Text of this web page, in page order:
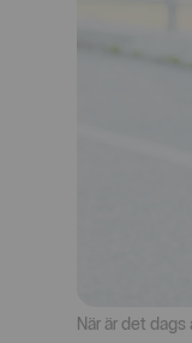
När är det